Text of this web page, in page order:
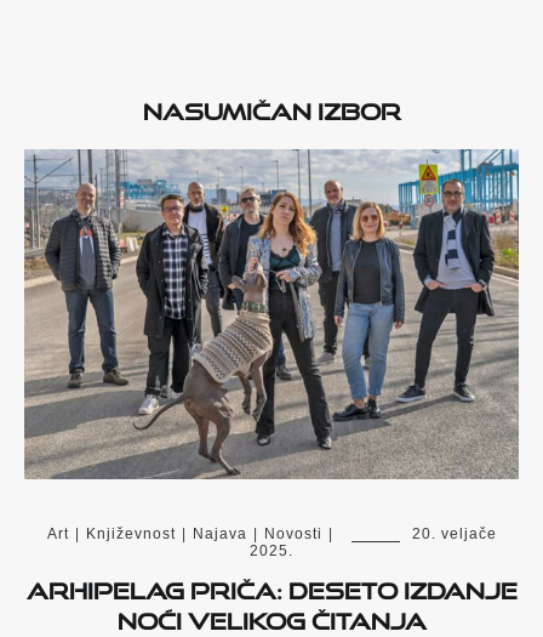
Nasumičan izbor
Art Književnost Najava Novosti
20. veljače
2025.
ARHIPELAG PRIČA: deseto izdanje
Noći velikog čitanja